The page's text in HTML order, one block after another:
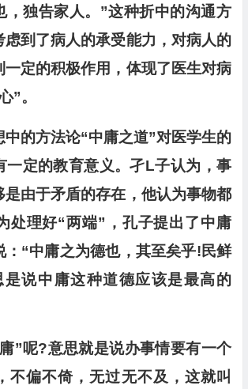
，独告家人。”这种折中的沟通方
虑到了病人的承受能力，对病人的
一定的积极作用，体现了医生对病
”。
中的方法论“中庸之道”对医学生的
一定的教育意义。孑L子认为，事
是由于矛盾的存在，他认为事物都
处理好“两端”，孔子提出了中庸
：“中庸之为德也，其至矣乎!民鲜
是说中庸这种道德应该是最高的
”呢?意思就是说办事情要有一个
不偏不倚，无过无不及，这就叫